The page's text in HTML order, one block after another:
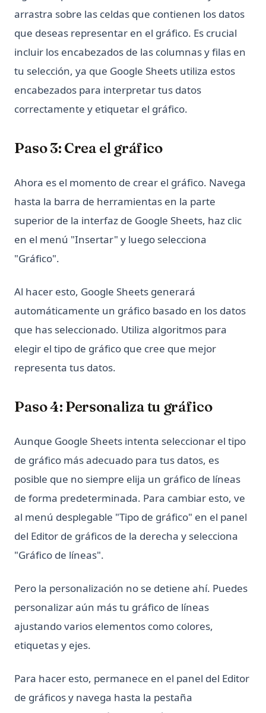
Python subprocess: Run External Commands from Python
(Complete Guide)
Python unittest: Escribe y ejecuta pruebas unitarias (Guía
Python unittest: Write and Run Unit Tests (Complete Guide)
Python zip() Function: Combine Iterables with Examples
Python3 Linter: The Ultimate Guide to Boosting Your Code
Python: Acelera Beautiful Soup - Mejora la Eficiencia de tu
Web Scraping ¡Ahora!
Reducción de Dimensiones en Python: Principales Consejos
Side_effect in Python - What It Is And How to Use?
Sklearn Train Test Split: Complete Guide to Splitting Data in
Sklearn Train Test Split: Guía Completa para Dividir Datos
en Python
Snowflake Connector Python: Install and Connect to
Streamlit Datetime Slider - A Step-by-Step Introduction
Text Cleaning in Python: Effective Data Cleaning Tutorial
The Ultimate Guide: How to Use Scikit-learn Imputer
Tutorial de Python SQLite3: Guía completa de la base de
datos SQLite en Python
Understanding Pandas DataFrame Indices | Python
Unfolding the Architecture and Efficiency of Fast and Faster
R-CNN for Object Detection
Requests, BeautifulSoup y Selenium
Web Scraping with Python: Complete Guide Using
Requests, BeautifulSoup, and Selenium
What Is Parsing in Python? A Guide to Parsers and
Techniques
arrastra sobre las celdas que contienen los datos
que deseas representar en el gráfico. Es crucial
incluir los encabezados de las columnas y filas en
tu selección, ya que Google Sheets utiliza estos
encabezados para interpretar tus datos
correctamente y etiquetar el gráfico.
Paso 3: Crea el gráfico
Ahora es el momento de crear el gráfico. Navega
hasta la barra de herramientas en la parte
superior de la interfaz de Google Sheets, haz clic
en el menú "Insertar" y luego selecciona
"Gráfico".
Al hacer esto, Google Sheets generará
automáticamente un gráfico basado en los datos
que has seleccionado. Utiliza algoritmos para
elegir el tipo de gráfico que cree que mejor
representa tus datos.
Paso 4: Personaliza tu gráfico
Aunque Google Sheets intenta seleccionar el tipo
de gráfico más adecuado para tus datos, es
posible que no siempre elija un gráfico de líneas
de forma predeterminada. Para cambiar esto, ve
al menú desplegable "Tipo de gráfico" en el panel
del Editor de gráficos de la derecha y selecciona
"Gráfico de líneas".
Pero la personalización no se detiene ahí. Puedes
personalizar aún más tu gráfico de líneas
ajustando varios elementos como colores,
etiquetas y ejes.
Para hacer esto, permanece en el panel del Editor
de gráficos y navega hasta la pestaña